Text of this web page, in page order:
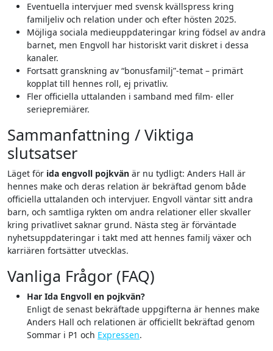
Eventuella intervjuer med svensk kvällspress kring
familjeliv och relation under och efter hösten 2025.
Möjliga sociala medieuppdateringar kring födsel av andra
barnet, men Engvoll har historiskt varit diskret i dessa
kanaler.
Fortsatt granskning av “bonusfamilj”-temat – primärt
kopplat till hennes roll, ej privatliv.
Fler officiella uttalanden i samband med film- eller
seriepremiärer.
Sammanfattning / Viktiga
slutsatser
Läget för ida engvoll pojkvän är nu tydligt: Anders Hall är
hennes make och deras relation är bekräftad genom både
officiella uttalanden och intervjuer. Engvoll väntar sitt andra
barn, och samtliga rykten om andra relationer eller skvaller
kring privatlivet saknar grund. Nästa steg är förväntade
nyhetsuppdateringar i takt med att hennes familj växer och
karriären fortsätter utvecklas.
Vanliga Frågor (FAQ)
Har Ida Engvoll en pojkvän?
Enligt de senast bekräftade uppgifterna är hennes make
Anders Hall och relationen är officiellt bekräftad genom
Sommar i P1 och Expressen.